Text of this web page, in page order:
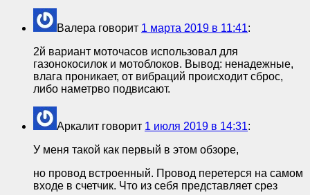
Валера говорит 1 марта 2019 в 11:41:
2й вариант моточасов использовал для
газонокосилок и мотоблоков. Вывод: ненадежные,
влага проникает, от вибраций происходит сброс,
либо наметрво подвисают.
Аркалит говорит 1 июля 2019 в 14:31:
У меня такой как первый в этом обзоре,
но провод встроенный. Провод перетерся на самом
входе в счетчик. Что из себя представляет срез